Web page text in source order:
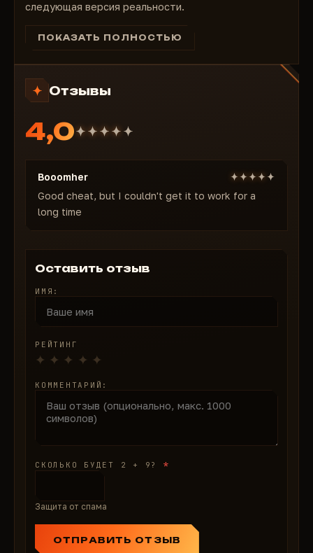
следующая версия реальности.
ПОКАЗАТЬ ПОЛНОСТЬЮ
Отзывы
4,0
Booomher
Good cheat, but I couldn't get it to work for a
long time
Оставить отзыв
ИМЯ:
РЕЙТИНГ
КОММЕНТАРИЙ:
СКОЛЬКО БУДЕТ 2 + 9? *
Защита от спама
ОТПРАВИТЬ ОТЗЫВ